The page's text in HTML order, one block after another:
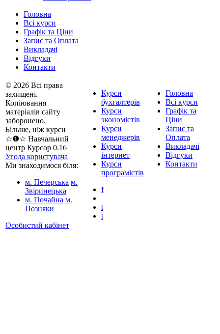
Головна
Всі курси
Графік та Ціни
Запис та Оплата
Викладачі
Відгуки
Контакти
© 2026 Всі права
захищені.
Копіювання
матеріалів сайту
заборонено.
Більше, ніж курси
☆❶☆ Навчальний
центр Курсор 0.16
Угода користувача
Ми знаходимося біля:
м. Печерська м.
Звіринецька
м. Почайна м.
Позняки
Особистий кабінет
Курси
бухгалтерів
Курси
экономістів
Курси
менеджерів
Курси
інтернет
Курси
програмістів
f
t
t
Головна
Всі курси
Графік та
Ціни
Запис та
Оплата
Викладачі
Відгуки
Контакти